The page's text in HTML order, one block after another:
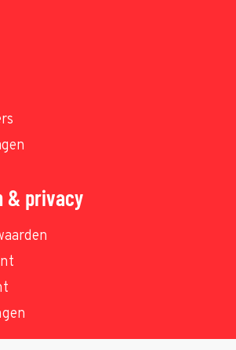
& privacy